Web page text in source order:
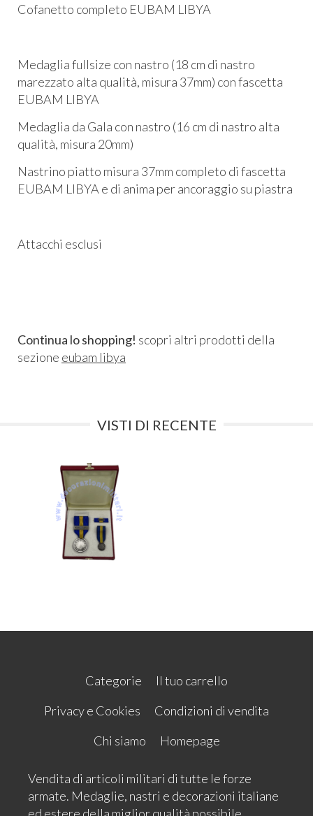
Cofanetto completo EUBAM LIBYA
Medaglia fullsize con nastro (18 cm di nastro
marezzato alta qualità, misura 37mm) con fascetta
EUBAM LIBYA
Medaglia da Gala con nastro (16 cm di nastro alta
qualità, misura 20mm)
Nastrino piatto misura 37mm completo di fascetta
EUBAM LIBYA e di anima per ancoraggio su piastra
Attacchi esclusi
Continua lo shopping! scopri altri prodotti della
sezione eubam libya
VISTI DI RECENTE
Categorie
Il tuo carrello
Privacy e Cookies
Condizioni di vendita
Chi siamo
Homepage
Vendita di articoli militari di tutte le forze
armate. Medaglie, nastri e decorazioni italiane